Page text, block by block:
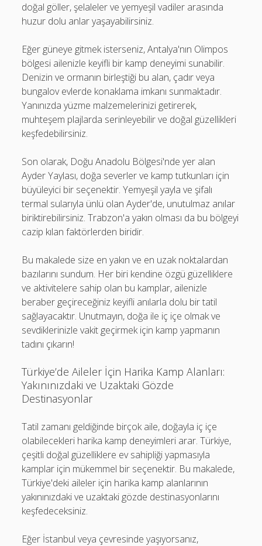
doğal göller, şelaleler ve yemyeşil vadiler arasında
huzur dolu anlar yaşayabilirsiniz.
Eğer güneye gitmek isterseniz, Antalya'nın Olimpos
bölgesi ailenizle keyifli bir kamp deneyimi sunabilir.
Denizin ve ormanın birleştiği bu alan, çadır veya
bungalov evlerde konaklama imkanı sunmaktadır.
Yanınızda yüzme malzemelerinizi getirerek,
muhteşem plajlarda serinleyebilir ve doğal güzellikleri
keşfedebilirsiniz.
Son olarak, Doğu Anadolu Bölgesi'nde yer alan
Ayder Yaylası, doğa severler ve kamp tutkunları için
büyüleyici bir seçenektir. Yemyeşil yayla ve şifalı
termal sularıyla ünlü olan Ayder'de, unutulmaz anılar
biriktirebilirsiniz. Trabzon'a yakın olması da bu bölgeyi
cazip kılan faktörlerden biridir.
Bu makalede size en yakın ve en uzak noktalardan
bazılarını sundum. Her biri kendine özgü güzelliklere
ve aktivitelere sahip olan bu kamplar, ailenizle
beraber geçireceğiniz keyifli anılarla dolu bir tatil
sağlayacaktır. Unutmayın, doğa ile iç içe olmak ve
sevdiklerinizle vakit geçirmek için kamp yapmanın
tadını çıkarın!
Türkiye’de Aileler İçin Harika Kamp Alanları:
Yakınınızdaki ve Uzaktaki Gözde
Destinasyonlar
Tatil zamanı geldiğinde birçok aile, doğayla iç içe
olabilecekleri harika kamp deneyimleri arar. Türkiye,
çeşitli doğal güzelliklere ev sahipliği yapmasıyla
kamplar için mükemmel bir seçenektir. Bu makalede,
Türkiye'deki aileler için harika kamp alanlarının
yakınınızdaki ve uzaktaki gözde destinasyonlarını
keşfedeceksiniz.
Eğer İstanbul veya çevresinde yaşıyorsanız,